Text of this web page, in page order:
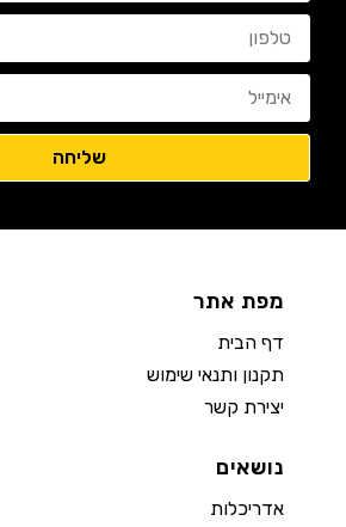
מפת אתר
דף הבית
תקנון ותנאי שימוש
יצירת קשר
נושאים
אדריכלות